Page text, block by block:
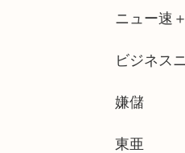
ニュー速＋
ビジネス
嫌儲
東亜